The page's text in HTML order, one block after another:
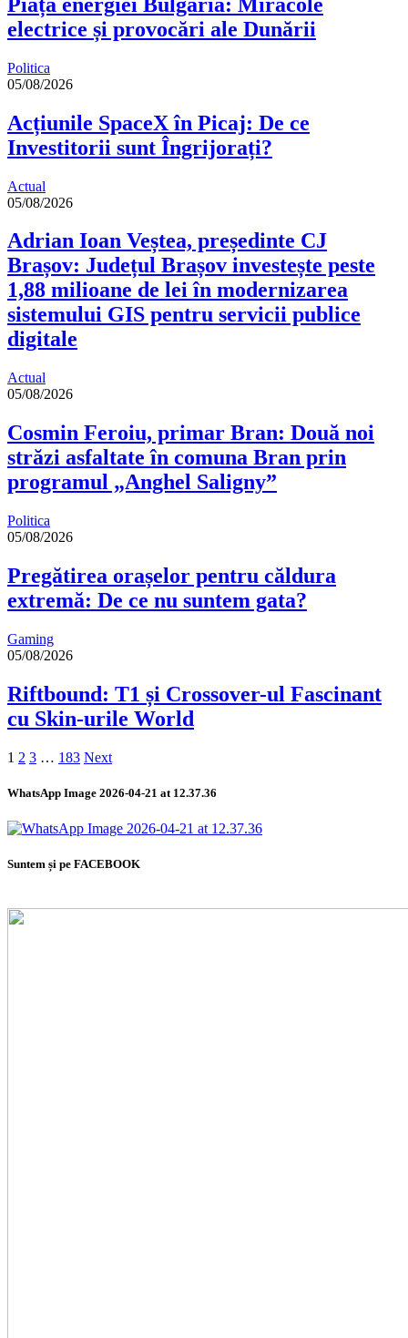
electrice și provocări ale Dunării
Politica
05/08/2026
Acțiunile SpaceX în Picaj: De ce
Investitorii sunt Îngrijorați?
Actual
05/08/2026
Adrian Ioan Veștea, președinte CJ
Brașov: Județul Brașov investește peste
1,88 milioane de lei în modernizarea
sistemului GIS pentru servicii publice
digitale
Actual
05/08/2026
Cosmin Feroiu, primar Bran: Două noi
străzi asfaltate în comuna Bran prin
programul „Anghel Saligny”
Politica
05/08/2026
Pregătirea orașelor pentru căldura
extremă: De ce nu suntem gata?
Gaming
05/08/2026
Riftbound: T1 și Crossover-ul Fascinant
cu Skin-urile World
1 2 3 … 183 Next
WhatsApp Image 2026-04-21 at 12.37.36
Suntem și pe FACEBOOK